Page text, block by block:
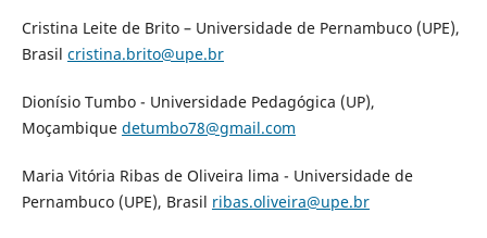
Cristina Leite de Brito – Universidade de Pernambuco (UPE),
Brasil cristina.brito@upe.br
Dionísio Tumbo - Universidade Pedagógica (UP),
Moçambique detumbo78@gmail.com
Maria Vitória Ribas de Oliveira lima - Universidade de
Pernambuco (UPE), Brasil ribas.oliveira@upe.br